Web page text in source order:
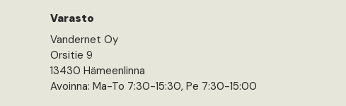
Varasto
Vandernet Oy
Orsitie 9
13430 Hämeenlinna
Avoinna: Ma-To 7:30-15:30, Pe 7:30-15:00